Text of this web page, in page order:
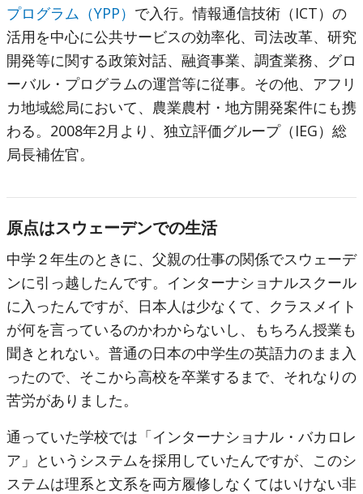
プログラム（YPP） で入行。情報通信技術（ICT）の
活用を中心に公共サービスの効率化、司法改革、研究
開発等に関する政策対話、融資事業、調査業務、グロ
ーバル・プログラムの運営等に従事。その他、アフリ
カ地域総局において、農業農村・地方開発案件にも携
わる。2008年2月より、独立評価グループ（IEG）総
局長補佐官。
原点はスウェーデンでの生活
中学２年生のときに、父親の仕事の関係でスウェーデ
ンに引っ越したんです。インターナショナルスクール
に入ったんですが、日本人は少なくて、クラスメイト
が何を言っているのかわからないし、もちろん授業も
聞きとれない。普通の日本の中学生の英語力のまま入
ったので、そこから高校を卒業するまで、それなりの
苦労がありました。
通っていた学校では「インターナショナル・バカロレ
ア」というシステムを採用していたんですが、このシ
ステムは理系と文系を両方履修しなくてはいけない非